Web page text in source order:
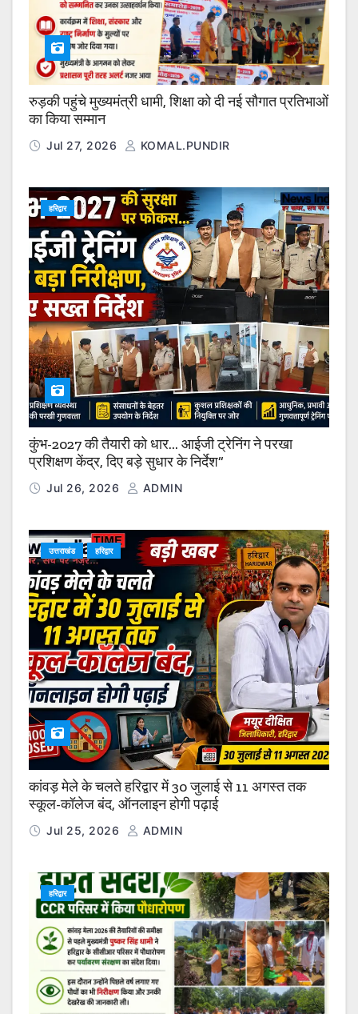
रुड़की पहुंचे मुख्यमंत्री धामी, शिक्षा को दी नई सौगात प्रतिभाओं
का किया सम्मान
Jul 27, 2026 KOMAL.PUNDIR
हरिद्वार
कुंभ-2027 की तैयारी को धार… आईजी ट्रेनिंग ने परखा
प्रशिक्षण केंद्र, दिए बड़े सुधार के निर्देश”
Jul 26, 2026 ADMIN
उत्तराखंड हरिद्वार
कांवड़ मेले के चलते हरिद्वार में 30 जुलाई से 11 अगस्त तक
स्कूल-कॉलेज बंद, ऑनलाइन होगी पढ़ाई
Jul 25, 2026 ADMIN
हरिद्वार